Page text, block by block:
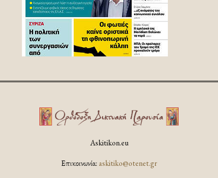
Askitikon.eu
Επικοινωνία:askitiko@otenet.gr